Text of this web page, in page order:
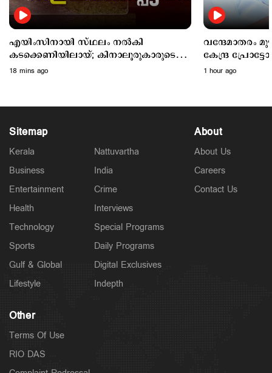
Latest
പോറ്റി വളര്‍ത്തുന്നവരേയും നിലയ്ക്ക് നിര്‍ത്തും:
ചെന്നിത്തല
എയിംസിനായി സ്ഥലം നൽകി
കടക്കെണിയിലായ്; കിനാലൂരുകാരുടെ
ദുരിതം
18 mins ago
വന്ദേമാതരം
കേന്ദ്ര
1 hour ago
Sitemap
Kerala
Business
Entertainment
Health
Technology
Sports
Gulf & Global
Lifestyle
Nattuvartha
India
Crime
Interviews
Special Programs
Daily Programs
Digital Exclusives
Indepth
About
About Us
Careers
Contact Us
Other
Terms Of Use
RIO DAS